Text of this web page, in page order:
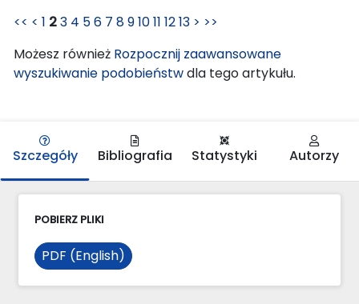
<< < 1 23 4 56 7 891011 1213 > >>
Możesz również Rozpocznij zaawansowane
wyszukiwanie podobieństwdla tego artykułu.
Szczegóły Bibliografia Statystyki Autorzy
POBIERZ PLIKI
PDF (English)